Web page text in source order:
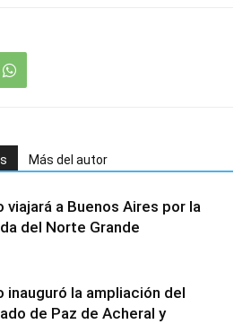
Más del autor
viajará a Buenos Aires por la
del Norte Grande
inauguró la ampliación del
de Paz de Acheral y